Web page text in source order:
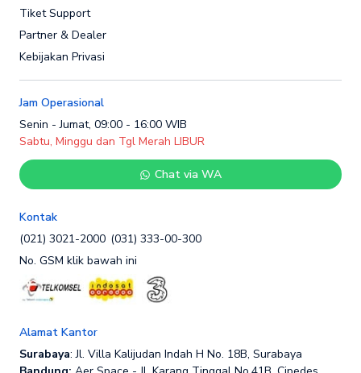
Tiket Support
Partner & Dealer
Kebijakan Privasi
Jam Operasional
Senin - Jumat, 09:00 - 16:00 WIB
Sabtu, Minggu dan Tgl Merah LIBUR
Chat via WA
Kontak
(021) 3021-2000 (031) 333-00-300
No. GSM klik bawah ini
Alamat Kantor
Surabaya: Jl. Villa Kalijudan Indah H No. 18B, Surabaya